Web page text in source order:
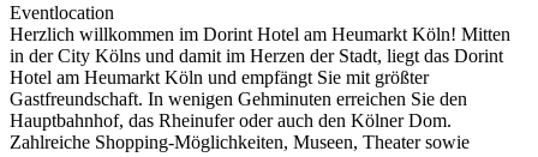
Eventlocation
Herzlich willkommen im Dorint Hotel am Heumarkt Köln! Mitten
in der City Kölns und damit im Herzen der Stadt, liegt das Dorint
Hotel am Heumarkt Köln und empfängt Sie mit größter
Gastfreundschaft. In wenigen Gehminuten erreichen Sie den
Hauptbahnhof, das Rheinufer oder auch den Kölner Dom.
Zahlreiche Shopping-Möglichkeiten, Museen, Theater sowie